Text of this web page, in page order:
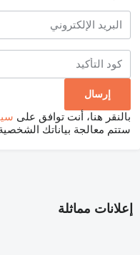
بالنقر هنا، أنت توافق على
ستتم معالجة بياناتك
إعلانات مماثلة